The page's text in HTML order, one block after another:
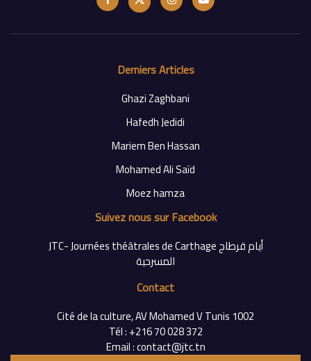
Derniers Articles
Ghazi Zaghbani
Hafedh Jedidi
Mariem Ben Hassan
Mohamed Ali Saïd
Moez hamza
Suivez nous sur Facebook
‎JTC- Journées théâtrales de Carthage أيام قرطاج
Contact
Cité de la culture, AV Mohamed V Tunis 1002
Tél : +216 70 028 372
Email : contact@jtc.tn